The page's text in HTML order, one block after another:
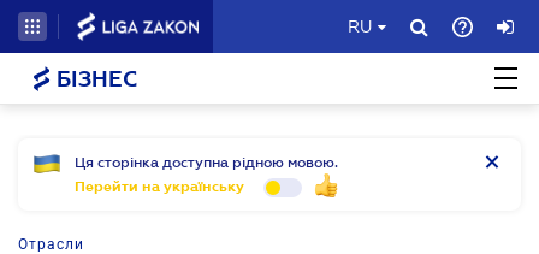
RU
БІЗНЕС
Ця сторінка доступна рідною мовою.
Перейти на українську
Отрасли